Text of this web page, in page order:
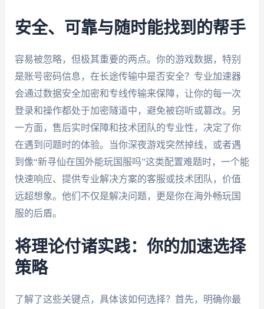
安全、可靠与随时能找到的帮手
容易被忽略，但极其重要的两点。你的游戏数据，特别
是账号密码信息，在长途传输中是否安全？专业加速器
会通过数据安全加密和专线传输来保障，让你的每一次
登录和操作都处于加密隧道中，避免被窃听或篡改。另
一方面，售后实时保障和技术团队的专业性，决定了你
在遇到问题时的体验。当你深夜游戏突然掉线，或者遇
到像“新寻仙在国外能玩国服吗”这类配置难题时，一个能
快速响应、提供专业解决方案的客服或技术团队，价值
远超想象。他们不仅是解决问题，更是你在海外畅玩国
服的后盾。
将理论付诸实践：你的加速选择
策略
了解了这些关键点，具体该如何选择？首先，明确你最